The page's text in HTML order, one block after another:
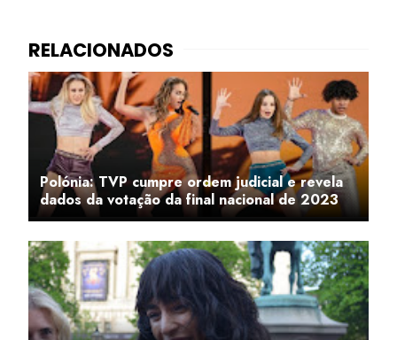
Polónia: TVP cumpre ordem judicial e revela
dados da votação da final nacional de 2023